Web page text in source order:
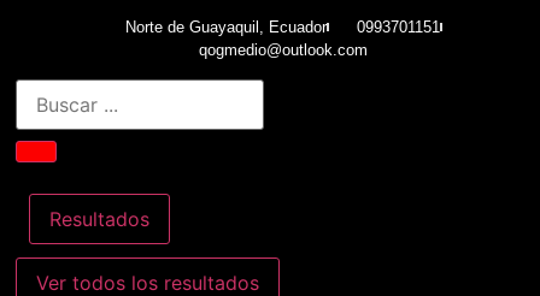
Norte de Guayaquil, Ecuador
0993701151
qogmedio@outlook.com
Resultados
Ver todos los resultados